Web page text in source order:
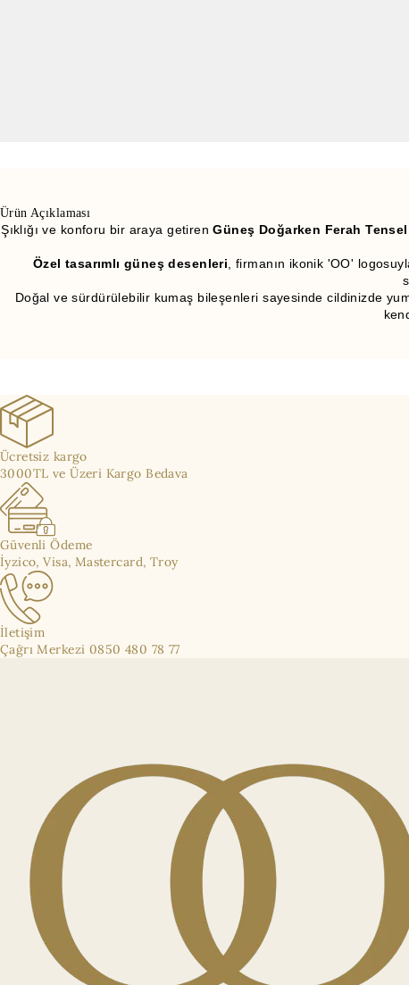
Ürün Açıklaması
Şıklığı ve konforu bir araya getirenGüneş Doğarken Ferah Tensel
Özel tasarımlı güneş desenleri, firmanın ikonik 'OO'
Doğal ve sürdürülebilir kumaş bileşenleri sayesinde cildinizde
Ücretsiz kargo
3000TL ve Üzeri Kargo Bedava
Güvenli Ödeme
İyzico, Visa, Mastercard, Troy
İletişim
Çağrı Merkezi 0850 480 78 77